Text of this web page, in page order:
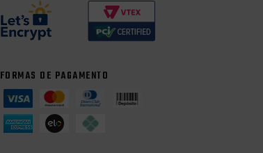
FORMAS DE PAGAMENTO